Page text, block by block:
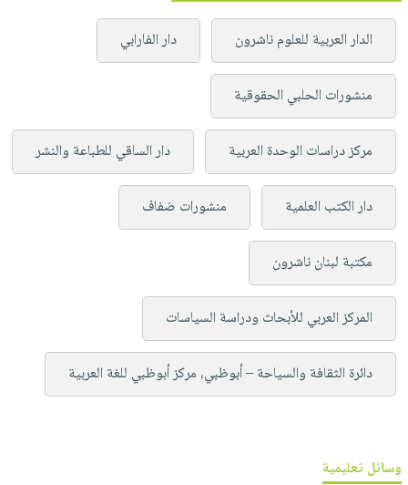
الدار العربية للعلوم ناشرون دار الفارابي
منشورات الحلبي الحقوقية
مركز دراسات الوحدة العربية دار الساقي للطباعة والنشر
دار الكتب العلمية منشورات ضفاف
مكتبة لبنان ناشرون
المركز العربي للأبحاث ودراسة السياسات
دائرة الثقافة والسياحة – أبوظبي، مركز أبوظبي للغة العربية
وسائل تعليمية